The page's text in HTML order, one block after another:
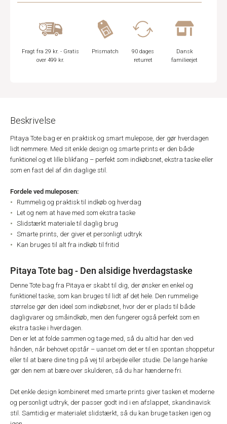
Fragt fra 29 kr. - Gratis
over 499 kr.
Prismatch
90 dages
returret
Dansk
familieejet
Beskrivelse
Pitaya Tote bag er en praktisk og smart mulepose, der gør hverdagen
lidt nemmere. Med sit enkle design og smarte prints er den både
funktionel og et lille blikfang – perfekt som indkøbsnet, ekstra taske eller
som en fast del af din daglige stil.
Fordele ved muleposen:
Rummelig og praktisk til indkøb og hverdag
Let og nem at have med som ekstra taske
Slidstærkt materiale til daglig brug
Smarte prints, der giver et personligt udtryk
Kan bruges til alt fra indkøb til fritid
Pitaya Tote bag - Den alsidige hverdagstaske
Denne Tote bag fra Pitaya er skabt til dig, der ønsker en enkel og
funktionel taske, som kan bruges til lidt af det hele. Den rummelige
størrelse gør den ideel som indkøbsnet, hvor der er plads til både
dagligvarer og småindkøb, men den fungerer også perfekt som en
ekstra taske i hverdagen.
Den er let at folde sammen og tage med, så du altid har den ved
hånden, når behovet opstår – uanset om det er til en spontan shoppetur
eller til at bære dine ting på vej til arbejde eller studie. De lange hanke
gør den nem at bære over skulderen, så du har hænderne fri.
Det enkle design kombineret med smarte prints giver tasken et moderne
og personligt udtryk, der passer godt ind i en afslappet, skandinavisk
stil. Samtidig er materialet slidstærkt, så du kan bruge tasken igen og